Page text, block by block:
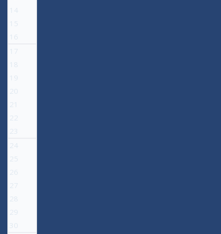
14
15
16
17
18
19
20
21
22
23
24
25
26
27
28
29
30